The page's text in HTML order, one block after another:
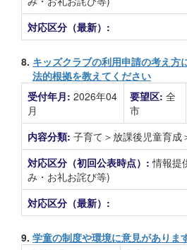
対応区分（最新）:
8. キッズクラブの利用申請の考え方
法的根拠を教えてください
受付年月: 2026年04
月
要望区: 全
市
内容分類: 子育て＞放課後児童育成
対応区分（初回公表時点）:情報提
み・お礼お詫び等)
対応区分（最新）:
9. 学童の制度や環境に意見がありま